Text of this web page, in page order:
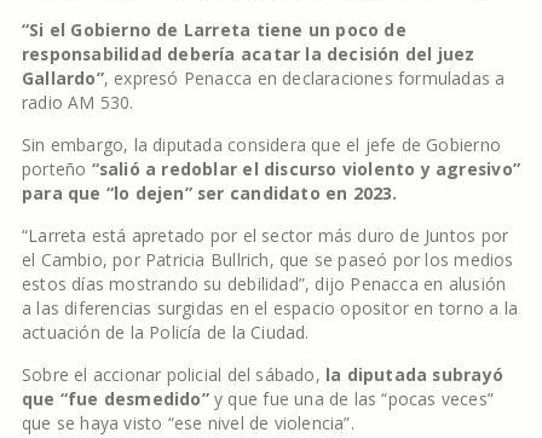
“Si el Gobierno de Larreta tiene un poco de
responsabilidad debería acatar la decisión del juez
Gallardo”, expresó Penacca en declaraciones formuladas a
radio AM 530.
Sin embargo, la diputada considera que el jefe de Gobierno
porteño “salió a redoblar el discurso violento y agresivo”
para que “lo dejen” ser candidato en 2023.
“Larreta está apretado por el sector más duro de Juntos por
el Cambio, por Patricia Bullrich, que se paseó por los medios
estos días mostrando su debilidad”, dijo Penacca en alusión
a las diferencias surgidas en el espacio opositor en torno a la
actuación de la Policía de la Ciudad.
Sobre el accionar policial del sábado, la diputada subrayó
que “fue desmedido”y que fue una de las “pocas veces”
que se haya visto “ese nivel de violencia”.